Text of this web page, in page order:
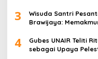
3
Wisuda Santri
Brawijaya:
4
Gubes UNAIR Teliti
sebagai Upaya